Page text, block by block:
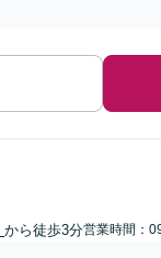
から徒歩3分営業時間：